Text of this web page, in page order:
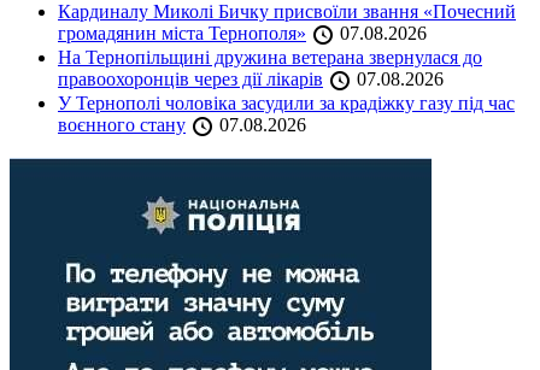
Кардиналу Миколі Бичку присвоїли звання «Почесний
громадянин міста Тернополя»
07.08.2026
На Тернопільщині дружина ветерана звернулася до
правоохоронців через дії лікарів
07.08.2026
У Тернополі чоловіка засудили за крадіжку газу під час
воєнного стану
07.08.2026